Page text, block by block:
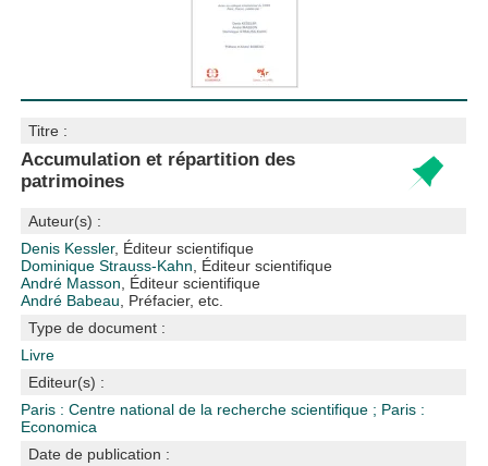
Titre :
Accumulation et répartition des
patrimoines
Auteur(s) :
Denis Kessler, Éditeur scientifique
Dominique Strauss-Kahn , Éditeur scientifique
André Masson , Éditeur scientifique
André Babeau , Préfacier, etc.
Type de document :
Livre
Editeur(s) :
Paris : Centre national de la recherche scientifique ; Paris :
Economica
Date de publication :